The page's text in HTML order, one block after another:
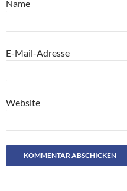
Name
E-Mail-Adresse
Website